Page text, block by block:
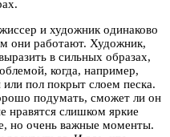
и художник одинаково
они работают. Художник,
в сильных образах,
когда, например,
или пол покрыт слоем песка.
подумать, сможет ли он
нравятся слишком яркие
но очень важные моменты.